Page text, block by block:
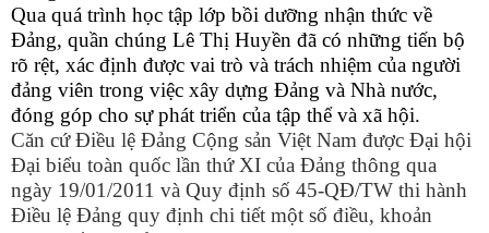
Qua quá trình học tập lớp bồi dưỡng nhận thức về
Đảng, quần chúng Lê Thị Huyền đã có những tiến bộ
rõ rệt, xác định được vai trò và trách nhiệm của người
đảng viên trong việc xây dựng Đảng và Nhà nước,
đóng góp cho sự phát triển của tập thể và xã hội.
Căn cứ Điều lệ Đảng Cộng sản Việt Nam được Đại hội
Đại biểu toàn quốc lần thứ XI của Đảng thông qua
ngày 19/01/2011 và Quy định số 45-QĐ/TW thi hành
Điều lệ Đảng quy định chi tiết một số điều, khoản